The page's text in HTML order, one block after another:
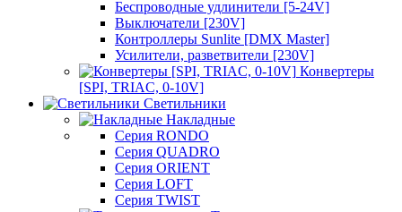
Беспроводные удлинители [5-24V]
Выключатели [230V]
Контроллеры Sunlite [DMX Master]
Усилители, разветвители [230V]
Конвертеры
[SPI, TRIAC, 0-10V]
Светильники
Накладные
Серия RONDO
Серия QUADRO
Серия ORIENT
Серия LOFT
Серия TWIST